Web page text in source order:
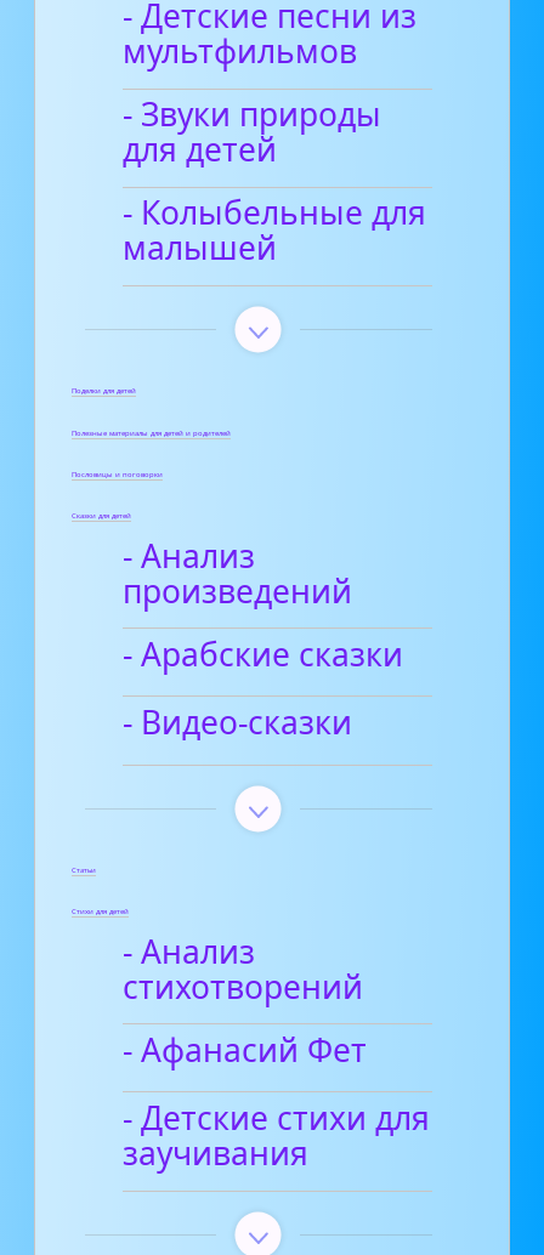
- Детские песни из
мультфильмов
- Звуки природы
для детей
- Колыбельные для
малышей
Поделки для детей
Полезные материалы для детей и родителей
Пословицы и поговорки
Сказки для детей
- Анализ
произведений
- Арабские сказки
- Видео-сказки
Статьи
Стихи для детей
- Анализ
стихотворений
- Афанасий Фет
- Детские стихи для
заучивания